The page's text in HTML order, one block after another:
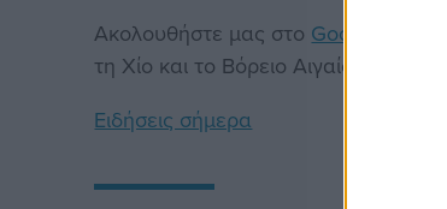
Ακολουθήστε μας στο Google News
τη Χίο και το Βόρειο Αιγαίο.
Ειδήσεις σήμερα